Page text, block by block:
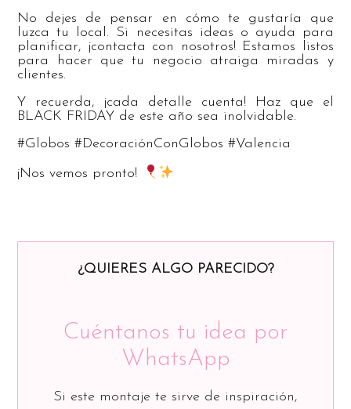
No dejes de pensar en cómo te gustaría que
luzca tu local. Si necesitas ideas o ayuda para
planificar, ¡contacta con nosotros! Estamos listos
para hacer que tu negocio atraiga miradas y
clientes.
Y recuerda, ¡cada detalle cuenta! Haz que el
BLACK FRIDAY de este año sea inolvidable.
#Globos #DecoraciónConGlobos #Valencia
¡Nos vemos pronto!
¿QUIERES ALGO PARECIDO?
Cuéntanos tu idea por
WhatsApp
Si este montaje te sirve de inspiración,